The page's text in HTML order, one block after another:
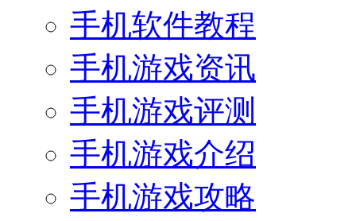
手机软件教程
手机游戏资讯
手机游戏评测
手机游戏介绍
手机游戏攻略